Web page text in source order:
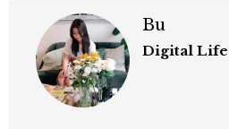
Bu
Digital